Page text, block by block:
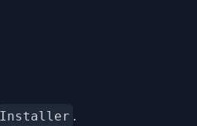
Installer .